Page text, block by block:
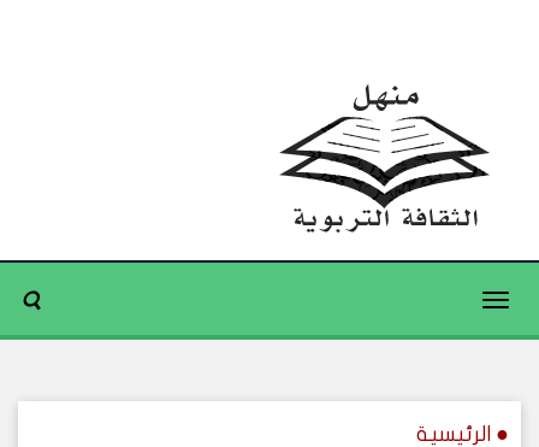
Toggle
● الرئيسية